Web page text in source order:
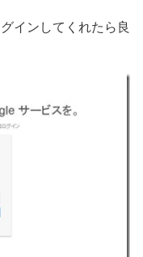
インしてくれたら良